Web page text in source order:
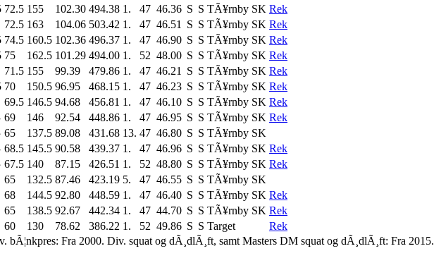
72.5 155 102.30 494.38 1. 47 46.36 S S TÃ¥rnby SK Rek
72.5 163 104.06 503.42 1. 47 46.51 S S TÃ¥rnby SK Rek
74.5 160.5 102.36 496.37 1. 47 46.90 S S TÃ¥rnby SK Rek
75 162.5 101.29 494.00 1. 52 48.00 S S TÃ¥rnby SK Rek
71.5 155 99.39 479.86 1. 47 46.21 S S TÃ¥rnby SK Rek
70 150.5 96.95 468.15 1. 47 46.23 S S TÃ¥rnby SK Rek
69.5 146.5 94.68 456.81 1. 47 46.10 S S TÃ¥rnby SK Rek
69 146 92.54 448.86 1. 47 46.95 S S TÃ¥rnby SK Rek
65 137.5 89.08 431.68 13. 47 46.80 S S TÃ¥rnby SK
68.5 145.5 90.58 439.37 1. 47 46.96 S S TÃ¥rnby SK Rek
67.5 140 87.15 426.51 1. 52 48.80 S S TÃ¥rnby SK Rek
65 132.5 87.46 423.19 5. 47 46.55 S S TÃ¥rnby SK
68 144.5 92.80 448.59 1. 47 46.40 S S TÃ¥rnby SK Rek
65 138.5 92.67 442.34 1. 47 44.70 S S TÃ¥rnby SK Rek
60 130 78.62 386.22 1. 52 49.86 S S Target
Rek
bÃ¦nkpres: Fra 2000. Div. squat og dÃ¸dlÃ¸ft, samt Masters DM squat og dÃ¸dlÃ¸ft: Fra 2015.